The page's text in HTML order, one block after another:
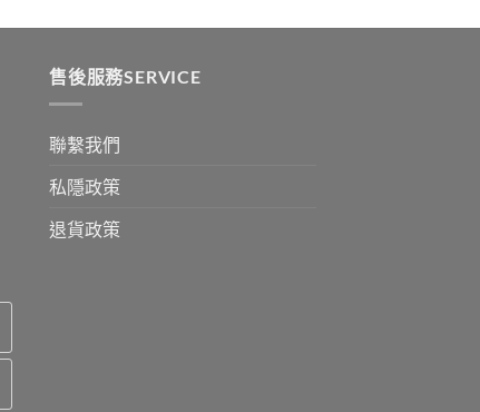
售後服務SERVICE
聯繫我們
私隱政策
退貨政策